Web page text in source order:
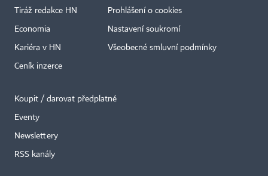
Tiráž redakce HN
Economia
Kariéra v HN
Ceník inzerce
Prohlášení o cookies
Nastavení soukromí
Všeobecné smluvní podmínky
Koupit / darovat předplatné
Eventy
Newslettery
RSS kanály